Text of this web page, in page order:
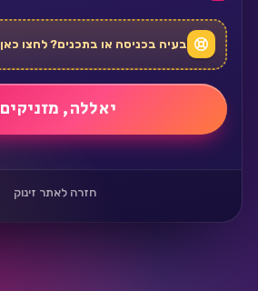
בעיה בכניסה או בתכנים? לחצו כאן
חזרה לאתר זינוק